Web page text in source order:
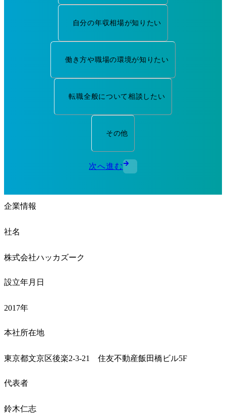
自分の年収相場が知りたい
働き方や職場の環境が知りたい
転職全般について相談したい
その他
次へ進む
企業情報
社名
株式会社ハッカズーク
設立年月日
2017年
本社所在地
東京都文京区後楽2-3-21　住友不動産飯田橋ビル5F
代表者
鈴木仁志